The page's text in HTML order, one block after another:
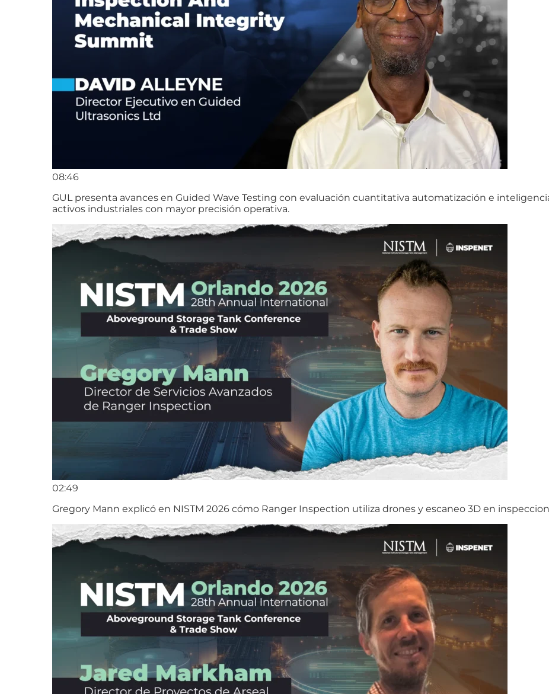
08:46
GUL presenta avances en Guided Wave Testing con evaluación cuantitativa automatización e
activos industriales con mayor precisión operativa.
02:49
Gregory Mann explicó en NISTM 2026 cómo Ranger Inspection utiliza drones y escaneo 3D en